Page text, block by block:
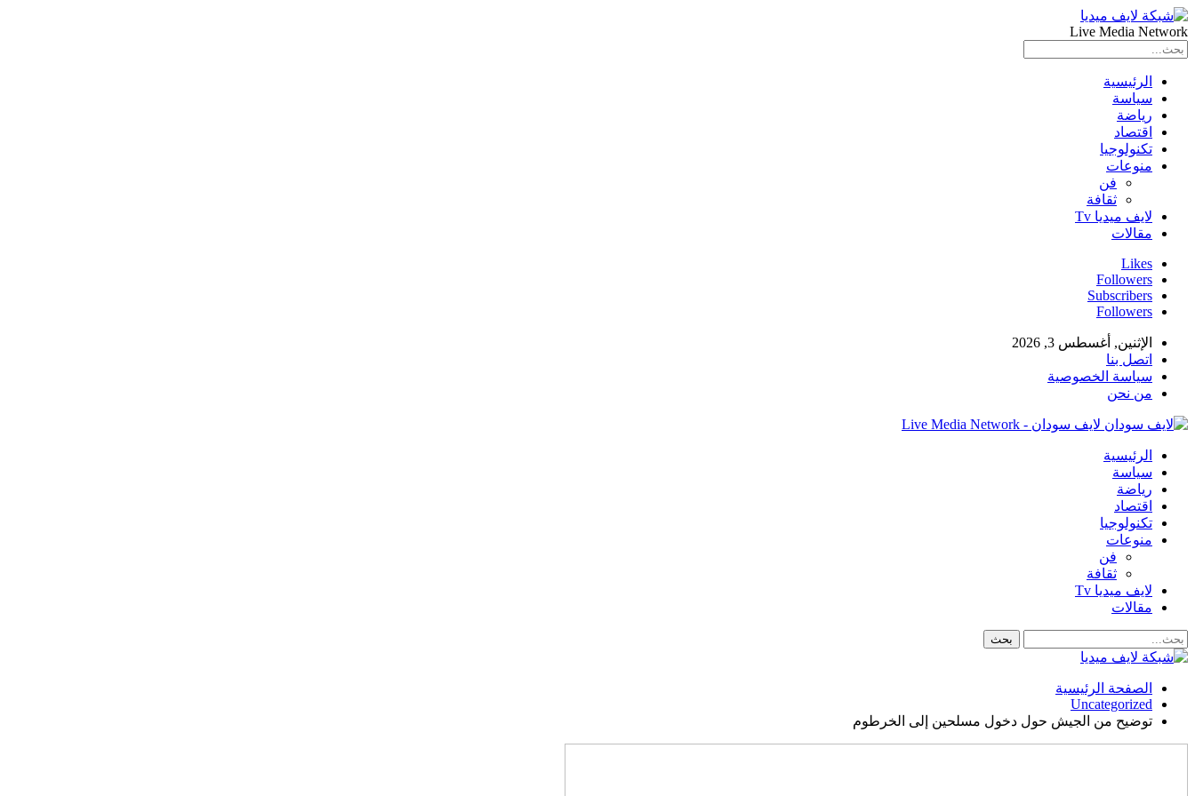
Live Media Network
الرئيسية
سياسة
رياضة
اقتصاد
تكنولوجيا
منوعات
فن
ثقافة
لايف ميديا Tv
مقالات
Likes
Followers
Subscribers
Followers
الإثنين, أغسطس 3, 2026
اتصل بنا
سياسة الخصوصية
من نحن
لايف سودان - Live Media Network
الرئيسية
سياسة
رياضة
اقتصاد
تكنولوجيا
منوعات
فن
ثقافة
لايف ميديا Tv
مقالات
الصفحة الرئيسية
Uncategorized
توضيح من الجيش حول دخول مسلحين إلى الخرطوم